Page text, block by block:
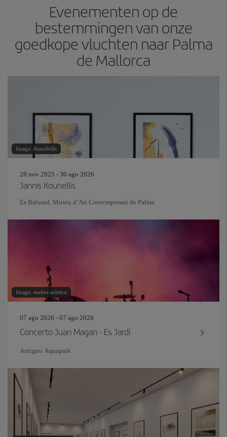
Evenementen op de
bestemmingen van onze
goedkope vluchten naar Palma
de Mallorca
Image: AnnaStills
28 nov 2025 - 30 ago 2026
Jannis Kounellis
Es Baluard. Museu d’Art Contemporani de Palma
Image: maltez solstice
07 ago 2026 - 07 ago 2026
Concerto Juan Magan - Es Jardi
Antiguo Aquapark